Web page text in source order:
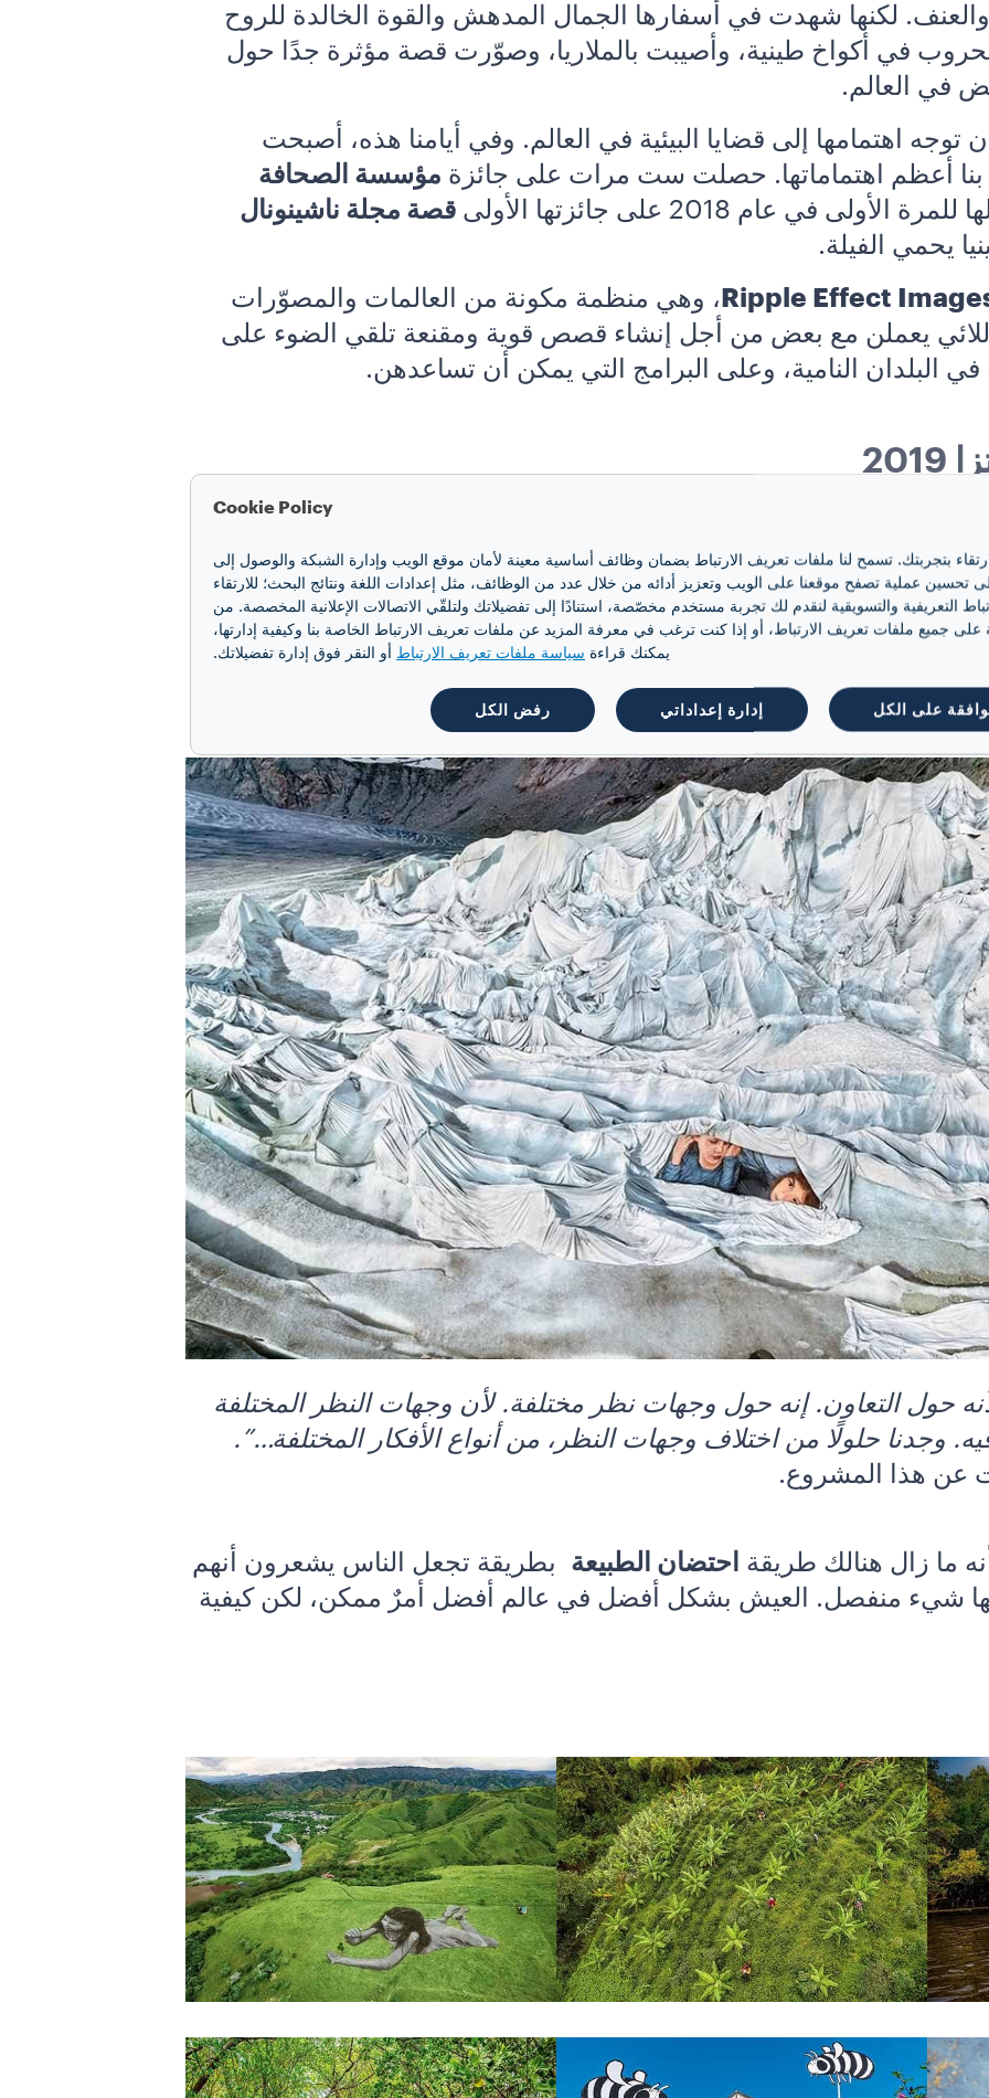
لكنها شهدت في أسفارها الجمال المدهش والقوة الخالدة للروح
في أكواخ طينية، وأصيبت بالملاريا، وصوّرت قصة مؤثرة جدًا حول
في العالم.
إيمي أن توجه اهتمامها إلى قضايا البيئية في العالم. وفي أيامنا هذه، أصبحت
بنا أعظم اهتماماتها. حصلت ست مرات على جائزة مؤسسة الصحافة
في عام 2018 على جائزتها الأولى
قصة مجلة ناشينونال
يحمي الفيلة.
Ripple Effect ، وهي منظمة مكونة من العالمات والمصوّرات
اللائي يعملن مع بعض من أجل إنشاء قصص قوية ومقنعة تلقي الضوء على
في البلدان النامية، وعلى البرامج التي يمكن أن تساعدهن.
يمثّل “جيد للأرض” حفاوة الترحيب التي تحفّك عندما تجيل نظرك في تقويم لافاتزا لعام 2019. مشروع
حساسية لافاتزا
تجاه المشاكل البيئية
. سردية قصص إيجابية وسلوكيات
طبيعيين”: سايب، ومانترا، وميلو، وغيرادا، وغوميز، وهولا. وهنا يأتي
شراكة مع لافاتزا مبنية على ستة مشاريع مثل إعادة تشجير الغابات
البيولوجي، وتحويل المناطق الصناعية إلى مناطق خضراء. اثنتا عشرة
في الأرض.
حول التعاون. إنه حول وجهات نظر مختلفة. لأن وجهات النظر المختلفة
وجدنا حلولًا من اختلاف وجهات النظر، من أنواع الأفكار المختلفة…”.
عن هذا المشروع.
ما زال هنالك طريقة احتضان الطبيعة بطريقة تجعل الناس يشعرون أنهم
شيء منفصل. العيش بشكل أفضل في عالم أفضل أمرٌ ممكن، لكن كيفية
Cookie Policy
بتجربتك. تسمح لنا ملفات تعريف الارتباط بضمان وظائف أساسية معينة لأمان موقع الويب وإدارة الشبكة والوصول إلى
تحسين عملية تصفح موقعنا على الويب وتعزيز أدائه من خلال عدد من الوظائف، مثل إعدادات اللغة ونتائج البحث؛ للارتقاء
التعريفية والتسويقية لنقدم لك تجربة مستخدم مخصّصة، استنادًا إلى تفضيلاتك ولتلقّي الاتصالات الإعلانية المخصصة. من
على جميع ملفات تعريف الارتباط، أو إذا كنت ترغب في معرفة المزيد عن ملفات تعريف الارتباط الخاصة بنا وكيفية إدارتها،
يمكنك قراءة سياسة ملفات تعريف الارتباط أو النقر فوق إدارة تفضيلاتك.
على الكل إدارة إعداداتي رفض الكل